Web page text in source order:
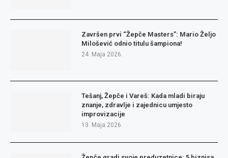
Završen prvi “Žepče Masters”: Mario Željo
Milošević odnio titulu šampiona!
24. Maja 2026.
Tešanj, Žepče i Vareš: Kada mladi biraju
znanje, zdravlje i zajednicu umjesto
improvizacije
13. Maja 2026.